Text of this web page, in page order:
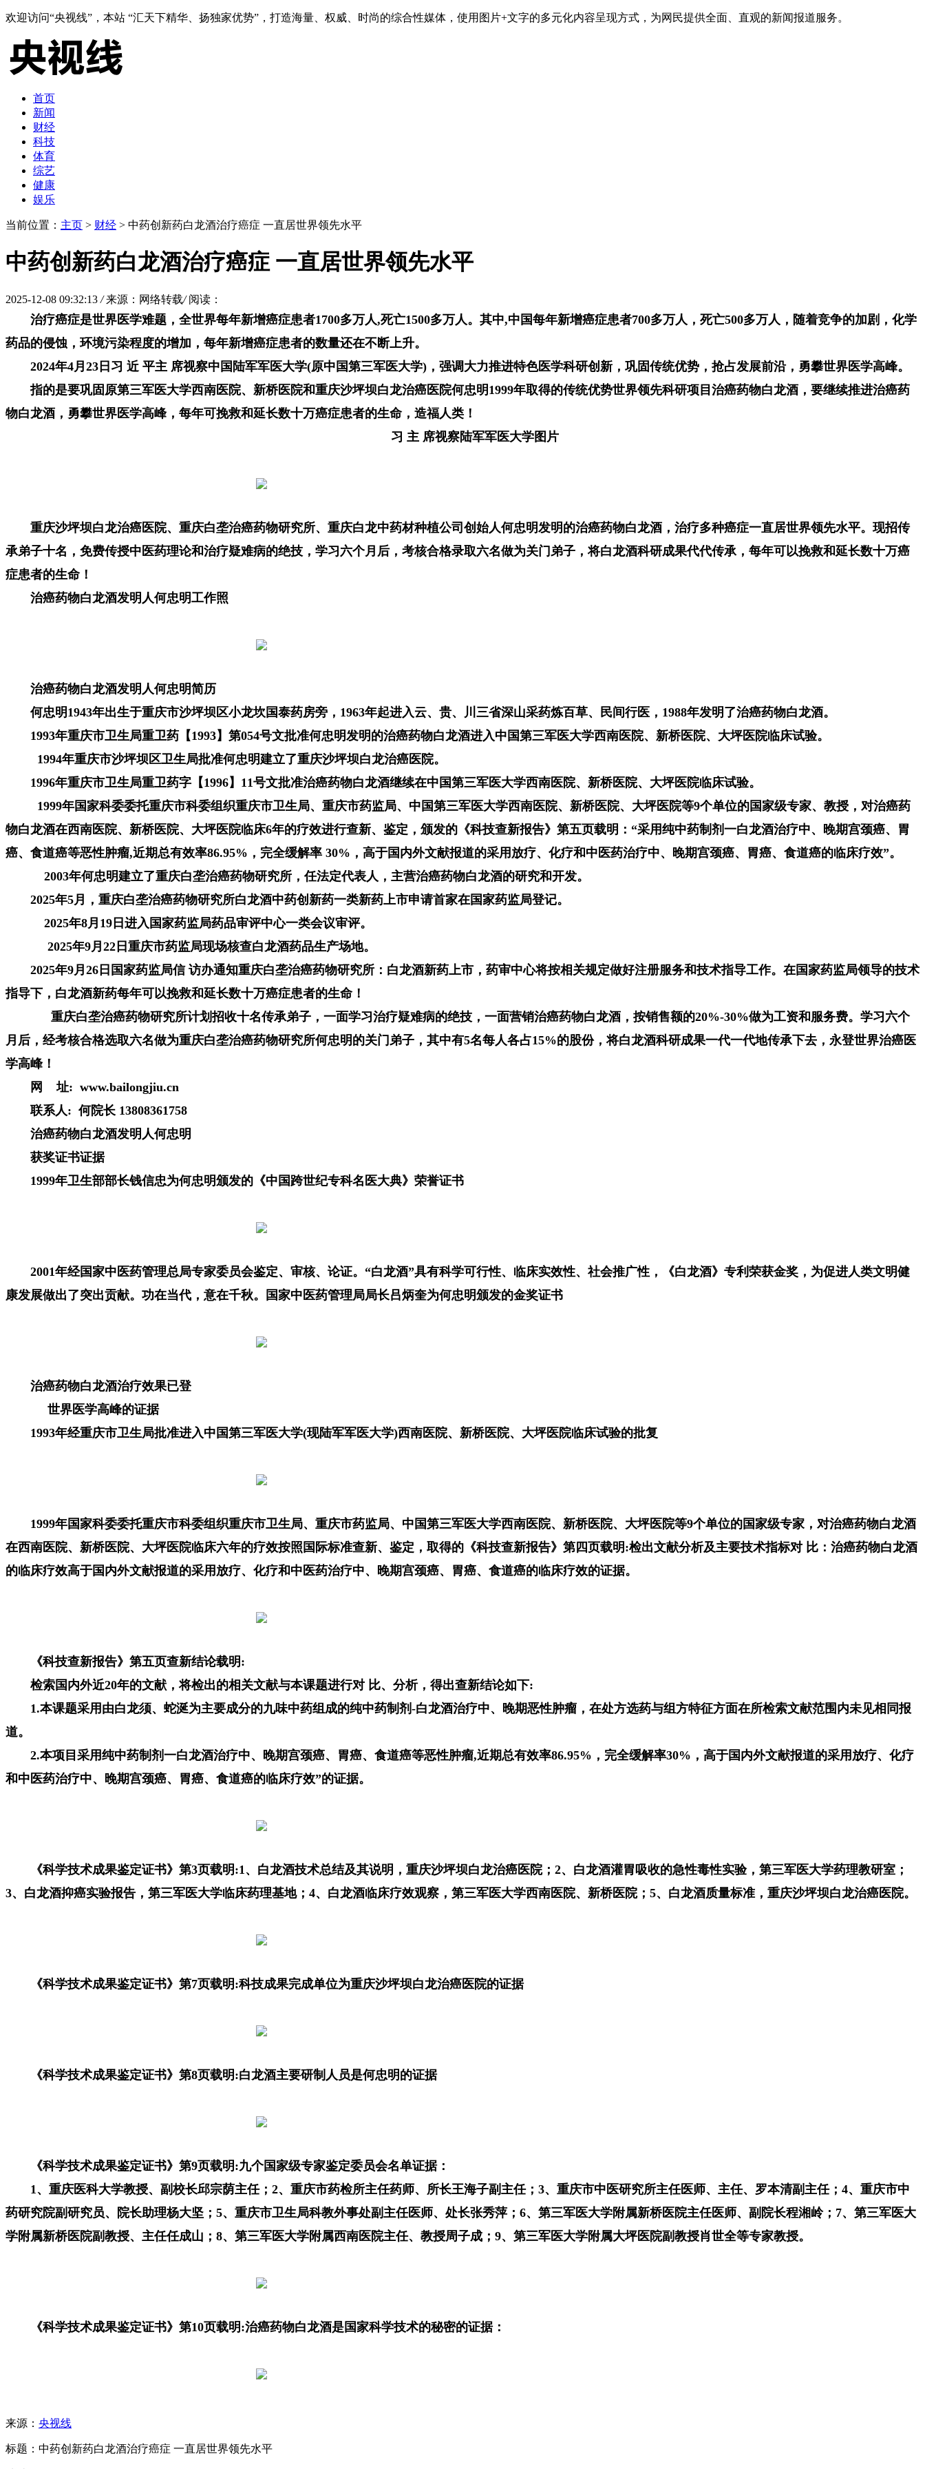
欢迎访问“央视线”，本站 “汇天下精华、扬独家优势”，打造海量、权威、时尚的综合性媒体，使用图片+文字的多元化内容呈现方式，为网民提供全面、直观的新闻报道服务。
首页
新闻
财经
科技
体育
综艺
健康
娱乐
当前位置： 主页 > 财经 > 中药创新药白龙酒治疗癌症 一直居世界领先水平
中药创新药白龙酒治疗癌症 一直居世界领先水平
2025-12-08 09:32:13 / 来源：网络转载/ 阅读：
治疗癌症是世界医学难题，全世界每年新增癌症患者1700多万人,死亡1500多万人。其中,中国每年新增癌症患者700多万人，死亡500多万人，随着竞争的加剧，化学
药品的侵蚀，环境污染程度的增加，每年新增癌症患者的数量还在不断上升。
2024年4月23日习 近 平主 席视察中国陆军军医大学(原中国第三军医大学)，强调大力推进特色医学科研创新，巩固传统优势，抢占发展前沿，勇攀世界医学高峰。
指的是要巩固原第三军医大学西南医院、新桥医院和重庆沙坪坝白龙治癌医院何忠明1999年取得的传统优势世界领先科研项目治癌药物白龙酒，要继续推进治癌药
物白龙酒，勇攀世界医学高峰，每年可挽救和延长数十万癌症患者的生命，造福人类！
习 主 席视察陆军军医大学图片
重庆沙坪坝白龙治癌医院、重庆白垄治癌药物研究所、重庆白龙中药材种植公司创始人何忠明发明的治癌药物白龙酒，治疗多种癌症一直居世界领先水平。现招传
承弟子十名，免费传授中医药理论和治疗疑难病的绝技，学习六个月后，考核合格录取六名做为关门弟子，将白龙酒科研成果代代传承，每年可以挽救和延长数十万癌
症患者的生命！
治癌药物白龙酒发明人何忠明工作照
治癌药物白龙酒发明人何忠明简历
何忠明1943年出生于重庆市沙坪坝区小龙坎国泰药房旁，1963年起进入云、贵、川三省深山采药炼百草、民间行医，1988年发明了治癌药物白龙酒。
1993年重庆市卫生局重卫药【1993】第054号文批准何忠明发明的治癌药物白龙酒进入中国第三军医大学西南医院、新桥医院、大坪医院临床试验。
1994年重庆市沙坪坝区卫生局批准何忠明建立了重庆沙坪坝白龙治癌医院。
1996年重庆市卫生局重卫药字【1996】11号文批准治癌药物白龙酒继续在中国第三军医大学西南医院、新桥医院、大坪医院临床试验。
1999年国家科委委托重庆市科委组织重庆市卫生局、重庆市药监局、中国第三军医大学西南医院、新桥医院、大坪医院等9个单位的国家级专家、教授，对治癌药
物白龙酒在西南医院、新桥医院、大坪医院临床6年的疗效进行查新、鉴定，颁发的《科技查新报告》第五页载明：“采用纯中药制剂一白龙酒治疗中、晚期宫颈癌、胃
癌、食道癌等恶性肿瘤,近期总有效率86.95%，完全缓解率 30%，高于国内外文献报道的采用放疗、化疗和中医药治疗中、晚期宫颈癌、胃癌、食道癌的临床疗效”。
2003年何忠明建立了重庆白垄治癌药物研究所，任法定代表人，主营治癌药物白龙酒的研究和开发。
2025年5月，重庆白垄治癌药物研究所白龙酒中药创新药一类新药上市申请首家在国家药监局登记。
2025年8月19日进入国家药监局药品审评中心一类会议审评。
2025年9月22日重庆市药监局现场核查白龙酒药品生产场地。
2025年9月26日国家药监局信 访办通知重庆白垄治癌药物研究所：白龙酒新药上市，药审中心将按相关规定做好注册服务和技术指导工作。在国家药监局领导的技术
指导下，白龙酒新药每年可以挽救和延长数十万癌症患者的生命！
重庆白垄治癌药物研究所计划招收十名传承弟子，一面学习治疗疑难病的绝技，一面营销治癌药物白龙酒，按销售额的20%-30%做为工资和服务费。学习六个
月后，经考核合格选取六名做为重庆白垄治癌药物研究所何忠明的关门弟子，其中有5名每人各占15%的股份，将白龙酒科研成果一代一代地传承下去，永登世界治癌医
学高峰！
网 址: www.bailongjiu.cn
联系人: 何院长 13808361758
治癌药物白龙酒发明人何忠明
获奖证书证据
1999年卫生部部长钱信忠为何忠明颁发的《中国跨世纪专科名医大典》荣誉证书
2001年经国家中医药管理总局专家委员会鉴定、审核、论证。“白龙酒”具有科学可行性、临床实效性、社会推广性，《白龙酒》专利荣获金奖，为促进人类文明健
康发展做出了突出贡献。功在当代，意在千秋。国家中医药管理局局长吕炳奎为何忠明颁发的金奖证书
治癌药物白龙酒治疗效果已登
世界医学高峰的证据
1993年经重庆市卫生局批准进入中国第三军医大学(现陆军军医大学)西南医院、新桥医院、大坪医院临床试验的批复
1999年国家科委委托重庆市科委组织重庆市卫生局、重庆市药监局、中国第三军医大学西南医院、新桥医院、大坪医院等9个单位的国家级专家，对治癌药物白龙酒
在西南医院、新桥医院、大坪医院临床六年的疗效按照国际标准查新、鉴定，取得的《科技查新报告》第四页载明:检出文献分析及主要技术指标对 比：治癌药物白龙酒
的临床疗效高于国内外文献报道的采用放疗、化疗和中医药治疗中、晚期宫颈癌、胃癌、食道癌的临床疗效的证据。
《科技查新报告》第五页查新结论载明:
检索国内外近20年的文献，将检出的相关文献与本课题进行对 比、分析，得出查新结论如下:
1.本课题采用由白龙须、蛇涎为主要成分的九味中药组成的纯中药制剂-白龙酒治疗中、晚期恶性肿瘤，在处方选药与组方特征方面在所检索文献范围内未见相同报
道。
2.本项目采用纯中药制剂一白龙酒治疗中、晚期宫颈癌、胃癌、食道癌等恶性肿瘤,近期总有效率86.95%，完全缓解率30%，高于国内外文献报道的采用放疗、化疗
和中医药治疗中、晚期宫颈癌、胃癌、食道癌的临床疗效”的证据。
《科学技术成果鉴定证书》第3页载明:1、白龙酒技术总结及其说明，重庆沙坪坝白龙治癌医院；2、白龙酒灌胃吸收的急性毒性实验，第三军医大学药理教研室；
3、白龙酒抑癌实验报告，第三军医大学临床药理基地；4、白龙酒临床疗效观察，第三军医大学西南医院、新桥医院；5、白龙酒质量标准，重庆沙坪坝白龙治癌医院。
《科学技术成果鉴定证书》第7页载明:科技成果完成单位为重庆沙坪坝白龙治癌医院的证据
《科学技术成果鉴定证书》第8页载明:白龙酒主要研制人员是何忠明的证据
《科学技术成果鉴定证书》第9页载明:九个国家级专家鉴定委员会名单证据：
1、重庆医科大学教授、副校长邱宗荫主任；2、重庆市药检所主任药师、所长王海子副主任；3、重庆市中医研究所主任医师、主任、罗本清副主任；4、重庆市中
药研究院副研究员、院长助理杨大坚；5、重庆市卫生局科教外事处副主任医师、处长张秀萍；6、第三军医大学附属新桥医院主任医师、副院长程湘岭；7、第三军医大
学附属新桥医院副教授、主任任成山；8、第三军医大学附属西南医院主任、教授周子成；9、第三军医大学附属大坪医院副教授肖世全等专家教授。
《科学技术成果鉴定证书》第10页载明:治癌药物白龙酒是国家科学技术的秘密的证据：
来源： 央视线
标题：中药创新药白龙酒治疗癌症 一直居世界领先水平